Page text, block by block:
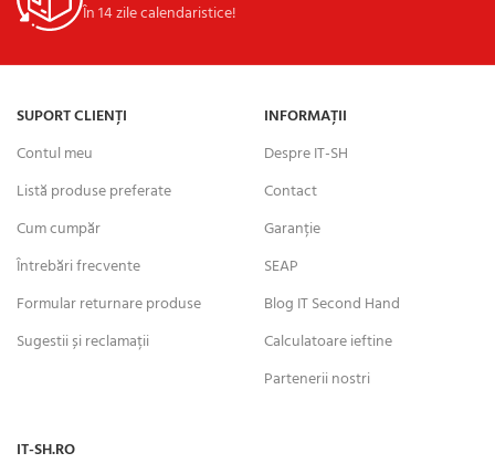
În 14 zile calendaristice!
SUPORT CLIENȚI
Contul meu
Listă produse preferate
Cum cumpăr
Întrebări frecvente
Formular returnare produse
Sugestii și reclamații
INFORMAȚII
Despre IT-SH
Contact
Garanție
SEAP
Blog IT Second Hand
Calculatoare ieftine
Partenerii nostri
IT-SH.RO